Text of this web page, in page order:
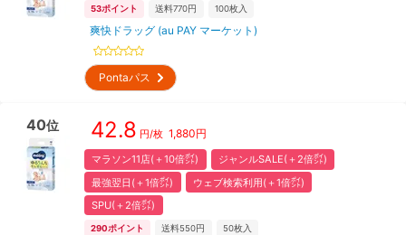
53ポイント 送料770円 100枚入
爽快ドラッグ (au PAY マーケット)
Pontaパス
40位 42.8 円/枚 1,880円
マラソン11店(＋10倍㌽)
ジャンルSALE(＋2倍㌽)
最強翌日(＋1倍㌽)
ウェブ検索利用(＋1倍㌽)
SPU(＋2倍㌽)
290ポイント 送料550円 50枚入